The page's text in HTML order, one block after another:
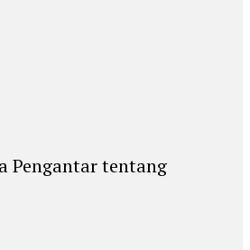
Pengantar tentang